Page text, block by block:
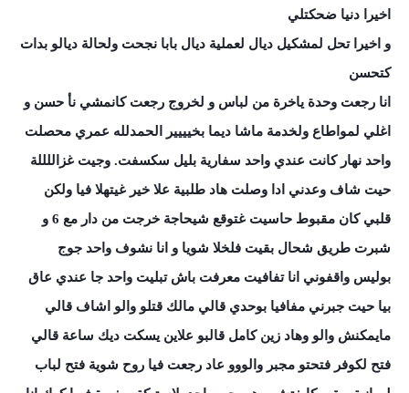
اخيرا دنيا ضحكتلي
و اخيرا تحل لمشكيل ديال لعملية ديال بابا نجحت ولحالة ديالو بدات
كتحسن
انا رجعت وحدة ياخرة من لباس و لخروج رجعت كانمشي نأ حسن و
اغلي لمواطاع ولخدمة ماشا ديما بخيييير الحمدلله عمري محصلت
واحد نهار كانت عندي واحد سفارية بليل سكسفت. وجيت غزاللللة
حيت شاف وعدني ادا وصلت هاد طلبية علا خير غيتهلا فيا ولكن
قلبي كان مقبوط حاسيت غتوقع شيحاجة خرجت من دار مع 6 و
شبرت طريق شحال بقيت فلخلا شويا و انا نشوف واحد جوج
بوليس واقفوني انا تفافيت معرفت باش تبليت واحد جا عندي عاق
بيا حيت جبرني مفافيا بوحدي قالي مالك قتلو والو اشاف قالي
مايمكنش والو وهاد زين كامل قالبو علاين يسكت ديك ساعة قالي
فتح لكوفر فتحتو مجبر والووو عاد رجعت فيا روح شوية فتح لباب